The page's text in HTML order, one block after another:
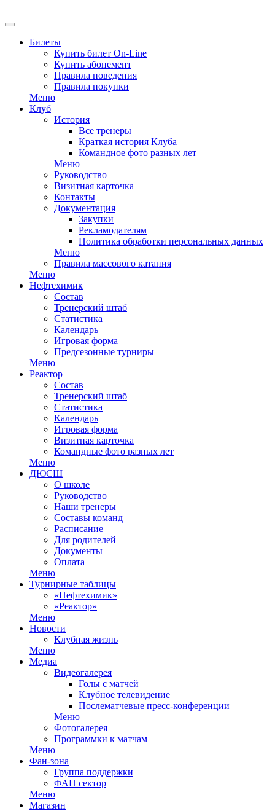
Билеты
Купить билет On-Line
Купить абонемент
Правила поведения
Правила покупки
Меню
Клуб
История
Все тренеры
Краткая история Клуба
Командное фото разных лет
Меню
Руководство
Визитная карточка
Контакты
Документация
Закупки
Рекламодателям
Политика обработки персональных данных
Меню
Правила массового катания
Меню
Нефтехимик
Состав
Тренерский штаб
Статистика
Календарь
Игровая форма
Предсезонные турниры
Меню
Реактор
Состав
Тренерский штаб
Статистика
Календарь
Игровая форма
Визитная карточка
Командные фото разных лет
Меню
ДЮСШ
О школе
Руководство
Наши тренеры
Составы команд
Расписание
Для родителей
Документы
Оплата
Меню
Турнирные таблицы
«Нефтехимик»
«Реактор»
Меню
Новости
Клубная жизнь
Меню
Медиа
Видеогалерея
Голы с матчей
Клубное телевидение
Послематчевые пресс-конференции
Меню
Фотогалерея
Программки к матчам
Меню
Фан-зона
Группа поддержки
ФАН сектор
Меню
Магазин